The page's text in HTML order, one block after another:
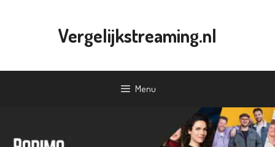
Vergelijkstreaming.nl
Menu